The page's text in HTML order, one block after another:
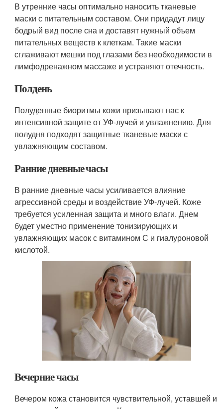
В утренние часы оптимально наносить тканевые
маски с питательным составом. Они придадут лицу
бодрый вид после сна и доставят нужный объем
питательных веществ к клеткам. Такие маски
сглаживают мешки под глазами без необходимости в
лимфодренажном массаже и устраняют отечность.
Полдень
Полуденные биоритмы кожи призывают нас к
интенсивной защите от УФ-лучей и увлажнению. Для
полудня подходят защитные тканевые маски с
увлажняющим составом.
Ранние дневные часы
В ранние дневные часы усиливается влияние
агрессивной среды и воздействие УФ-лучей. Коже
требуется усиленная защита и много влаги. Днем
будет уместно применение тонизирующих и
увлажняющих масок с витамином С и гиалуроновой
кислотой.
Вечерние часы
Вечером кожа становится чувствительной, уставшей и